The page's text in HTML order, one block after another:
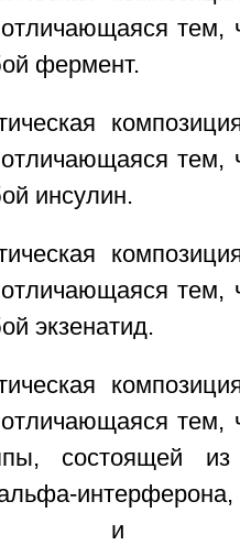
тем,
фермент.
тем,
инсулин.
тем,
экзенатид.
тем,
состоящей из
и